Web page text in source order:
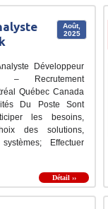
Août,
2025
Développeur
– Recrutement
Québec Canada
Du Poste Sont
les besoins,
des solutions,
Effectuer
Détail ››